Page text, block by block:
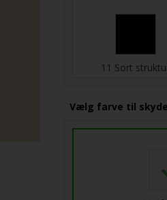
11 Sort
Vælg farve til